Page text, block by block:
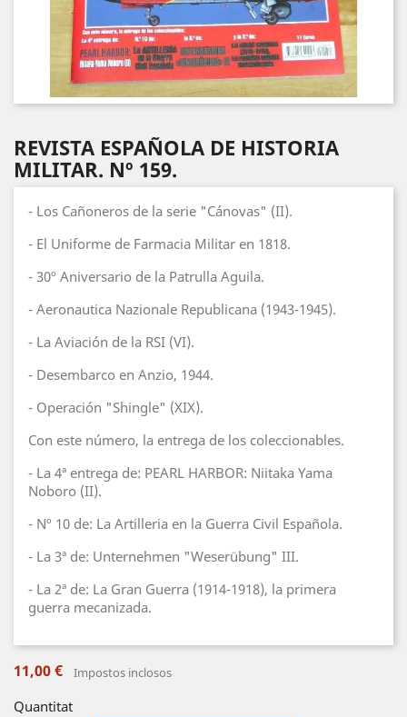
REVISTA ESPAÑOLA DE HISTORIA
MILITAR. Nº 159.
- Los Cañoneros de la serie "Cánovas" (II).
- El Uniforme de Farmacia Militar en 1818.
- 30º Aniversario de la Patrulla Aguila.
- Aeronautica Nazionale Republicana (1943-1945).
- La Aviación de la RSI (VI).
- Desembarco en Anzio, 1944.
- Operación "Shingle" (XIX).
Con este número, la entrega de los coleccionables.
- La 4ª entrega de: PEARL HARBOR: Niitaka Yama
Noboro (II).
- Nº 10 de: La Artilleria en la Guerra Civil Española.
- La 3ª de: Unternehmen "Weserübung" III.
- La 2ª de: La Gran Guerra (1914-1918), la primera
guerra mecanizada.
11,00 € Impostos inclosos
Quantitat